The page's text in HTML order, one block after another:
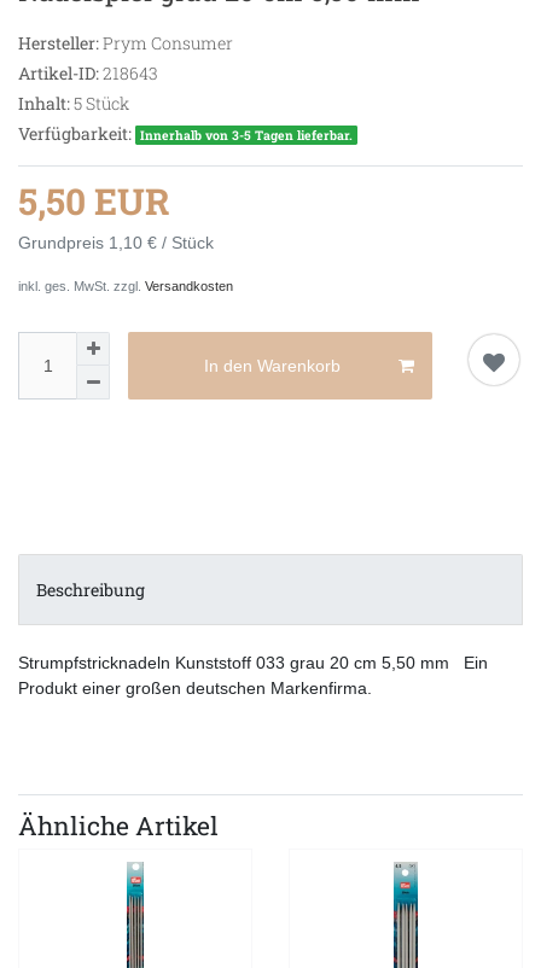
Hersteller:Prym Consumer
Artikel-ID:218643
Inhalt:5Stück
Verfügbarkeit: Innerhalb von 3-5 Tagen lieferbar.
5,50 EUR
Grundpreis 1,10 € / Stück
inkl. ges. MwSt. zzgl. Versandkosten
In den Warenkorb
Beschreibung
Strumpfstricknadeln Kunststoff 033 grau 20 cm 5,50 mm Ein
Produkt einer großen deutschen Markenfirma.
Ähnliche Artikel